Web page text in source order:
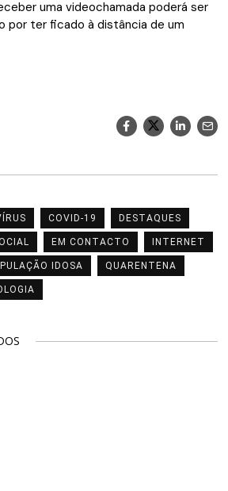
uma videochamada poderá ser
por ter ficado à distância de um
COVID-19 DESTAQUES
EM CONTACTO INTERNET
IDOSA QUARENTENA